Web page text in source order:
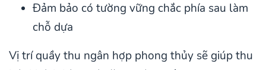
Đảm bảo có tường vững chắc phía sau làm
chỗ dựa
Vị trí quầy thu ngân hợp phong thủy sẽ giúp thu